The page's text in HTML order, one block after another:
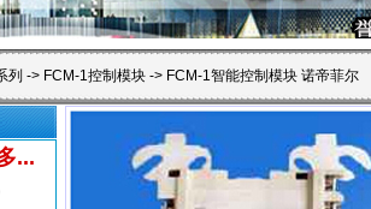
列 -> FCM-1控制模块 -> FCM-1智能控制模块 诺帝菲尔
...